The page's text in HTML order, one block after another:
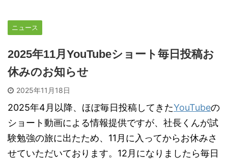
ニュース
2025年11月YouTubeショート毎日投稿お
休みのお知らせ
2025年11月18日
2025年4月以降、ほぼ毎日投稿してきたYouTubeの
ショート動画による情報提供ですが、社長くんが試
験勉強の旅に出たため、11月に入ってからお休みさ
せていただいております。12月になりましたら毎日